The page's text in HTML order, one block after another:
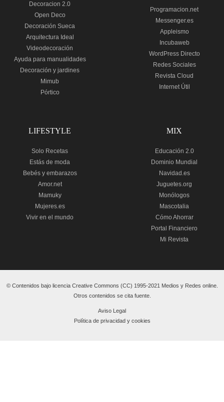
Decoracion 2.0
Open Deco
Decoración Sueca
Arquitectura Ideal
Videodecoración
Ayuda para manualidades
Decoración y jardines
Mimub
Pórtico
Programacion.net
Messenger.es
Appleismo
Incubaweb
WordPress Directo
Redes Sociales
Revista Cloud
Internet Útil
LIFESTYLE
Solo Recetas
Estás de moda
Bebés y embarazos
Amor.net
Mamuky
Mujeres.es
Vivir en el mundo
MIX
Educación 2.0
Dominio Mundial
Navidad.es
Juguetes.org
Monólogos
Mascotalia
Cómo Ahorrar
Portal Financiero
Mi Revista
© Contenidos bajo licencia Creative Commons (CC) 1995-2021 Medios y Redes online.
Otros contenidos se cita fuente.
Aviso Legal
Política de privacidad y cookies